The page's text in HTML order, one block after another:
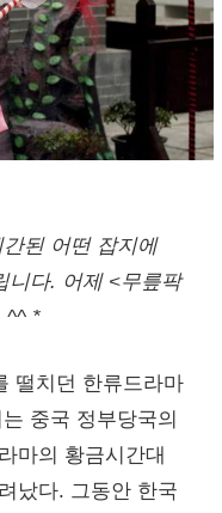
된 어떤 잡지에
니다. 어제 <무릎팍
^^ *
떨치던 한류드라마
중국 정부당국의
마의 황금시간대
났다. 그동안 한국